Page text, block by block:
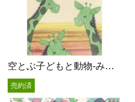
空とぶ子どもと動物-みどりのキリン
売約済